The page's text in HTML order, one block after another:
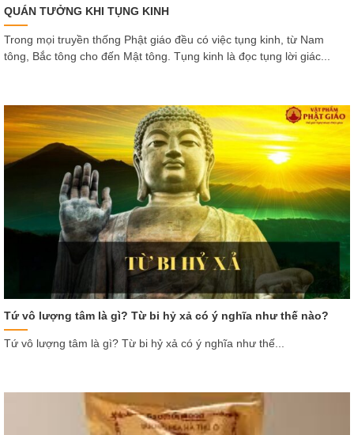
QUÁN TƯỞNG KHI TỤNG KINH
Trong mọi truyền thống Phật giáo đều có việc tụng kinh, từ Nam
tông, Bắc tông cho đến Mật tông. Tụng kinh là đọc tụng lời giác...
Tứ vô lượng tâm là gì? Từ bi hỷ xả có ý nghĩa như thế nào?
Tứ vô lượng tâm là gì? Từ bi hỷ xả có ý nghĩa như thế...